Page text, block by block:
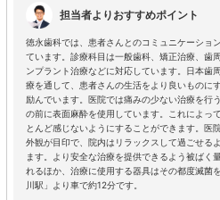
担当者よりおすすめポイント
徳永歯科では、患者さんとのコミュニケーショ
ています。診療科目は一般歯科、矯正治療、歯
ンプラント治療などに対応しています。日本歯
療を通して、患者さんの生活をより良いものに
励んでいます。医院では痛みの少ない治療を行
の前に表面麻酔を使用しています。これによっ
とんど感じないようにすることができます。医
外観が目印で、院内はリラックスして過ごせる
ます。より安全な治療を提供できるよう被ばく
れるほか、治療に使用する器具はその都度滅菌
川駅」より車で約12分です。